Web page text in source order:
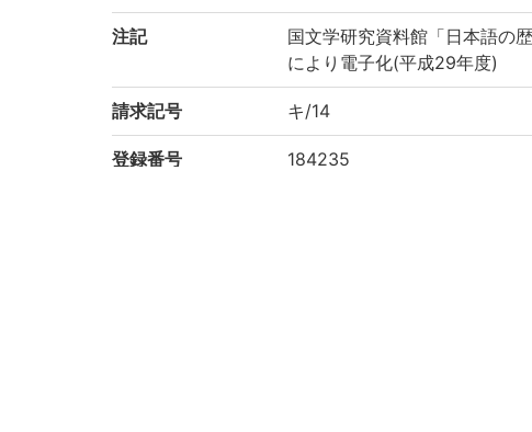
注記
国文学研究資料館「日本語の
により電子化(平成29年度)
請求記号 キ/14
登録番号 184235